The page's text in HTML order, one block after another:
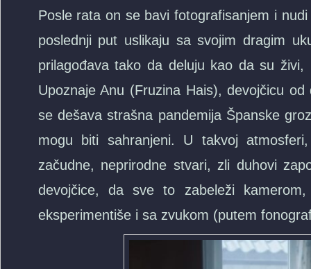
Posle rata on se bavi fotografisanjem i
poslednji put uslikaju sa svojim dragim
prilagođava tako da deluju kao da su
Upoznaje Anu (Fruzina Hais), devojčicu
se dešava strašna pandemija Španske
mogu biti sahranjeni. U takvoj
začudne, neprirodne stvari, zli duhovi
devojčice, da sve to zabeleži
eksperimentiše i sa zvukom (putem